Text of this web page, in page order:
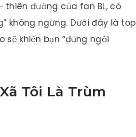
thiên đường của fan BL, có
không ngừng. Dưới đây là top
khiến bạn “đứng ngồi
Tôi Là Trùm